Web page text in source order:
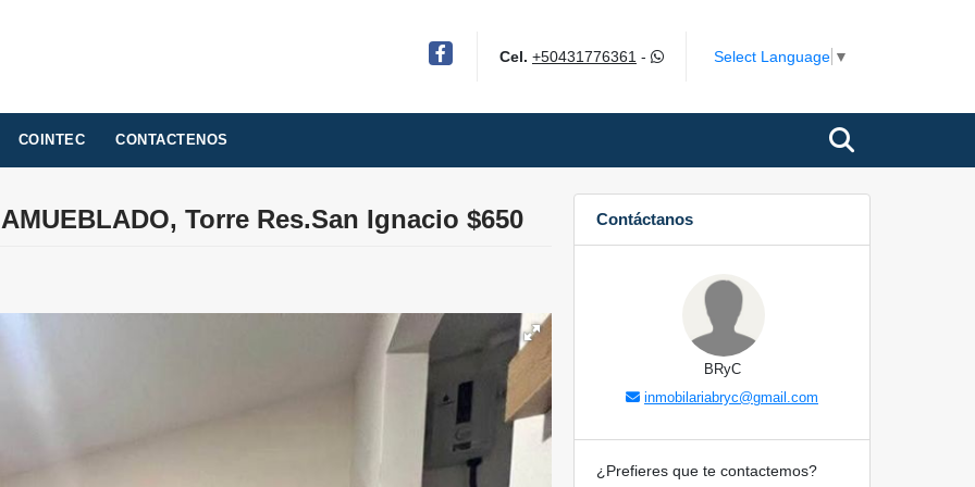
Facebook Cel. +50431776361 - Select Language ▼
COINTEC CONTACTENOS
Torre Res.San Ignacio $650 Contáctanos
BRyC
inmobilariabryc@gmail.com
¿Prefieres que te contactemos?